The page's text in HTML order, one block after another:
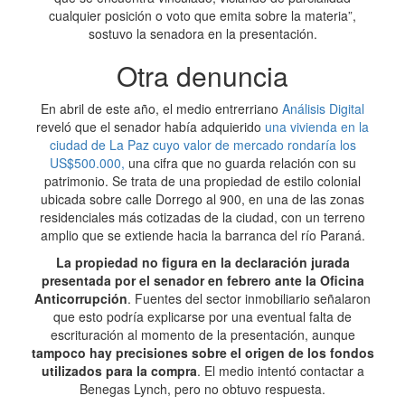
cualquier posición o voto que emita sobre la materia”,
sostuvo la senadora en la presentación.
Otra denuncia
En abril de este año, el medio entrerriano Análisis Digital
reveló que el senador había adquierido una vivienda en la
ciudad de La Paz cuyo valor de mercado rondaría los
US$500.000, una cifra que no guarda relación con su
patrimonio. Se trata de una propiedad de estilo colonial
ubicada sobre calle Dorrego al 900, en una de las zonas
residenciales más cotizadas de la ciudad, con un terreno
amplio que se extiende hacia la barranca del río Paraná.
La propiedad no figura en la declaración jurada
presentada por el senador en febrero ante la Oficina
Anticorrupción. Fuentes del sector inmobiliario señalaron
que esto podría explicarse por una eventual falta de
escrituración al momento de la presentación, aunque
tampoco hay precisiones sobre el origen de los fondos
utilizados para la compra. El medio intentó contactar a
Benegas Lynch, pero no obtuvo respuesta.